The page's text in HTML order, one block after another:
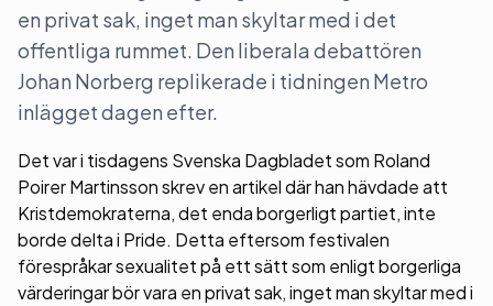
en privat sak, inget man skyltar med i det
offentliga rummet. Den liberala debattören
Johan Norberg replikerade i tidningen Metro
inlägget dagen efter.
Det var i tisdagens Svenska Dagbladet som Roland
Poirer Martinsson skrev en artikel där han hävdade att
Kristdemokraterna, det enda borgerligt partiet, inte
borde delta i Pride. Detta eftersom festivalen
förespråkar sexualitet på ett sätt som enligt borgerliga
värderingar bör vara en privat sak, inget man skyltar med i